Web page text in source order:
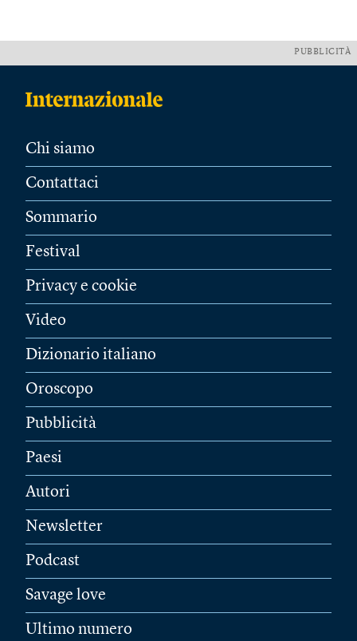
PUBBLICITÀ
Chi siamo
Contattaci
Sommario
Festival
Privacy e cookie
Video
Dizionario italiano
Oroscopo
Pubblicità
Paesi
Autori
Newsletter
Podcast
Savage love
Ultimo numero